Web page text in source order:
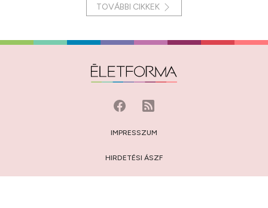
TOVÁBBI CIKKEK
IMPRESSZUM
HIRDETÉSI ÁSZF